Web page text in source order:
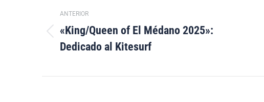
entre
publicaciones
ANTERIOR
Publicación
anterior:
«King/Queen of El Médano 2025»:
Dedicado al Kitesurf